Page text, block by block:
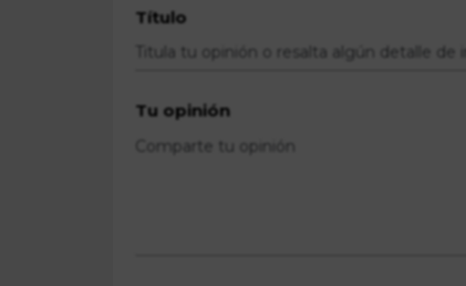
Título
Tu opinión